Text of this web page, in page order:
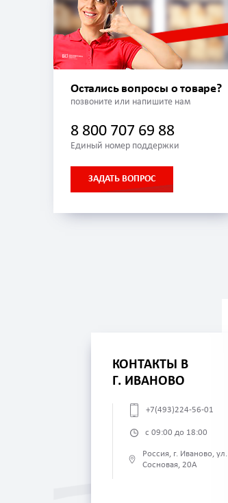
Остались вопросы о товаре?
позвоните или напишите нам
8 800 707 69 88
Единый номер поддержки
ЗАДАТЬ ВОПРОС
КОНТАКТЫ В
Г. ИВАНОВО
+7(493)224-56-01
с 09:00 до 18:00
Россия, г. Иваново, ул.
Сосновая, 20А